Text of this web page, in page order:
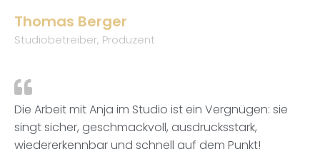
Thomas Berger
Studiobetreiber, Produzent
Die Arbeit mit Anja im Studio ist ein Vergnügen: sie
singt sicher, geschmackvoll, ausdrucksstark,
wiedererkennbar und schnell auf dem Punkt!